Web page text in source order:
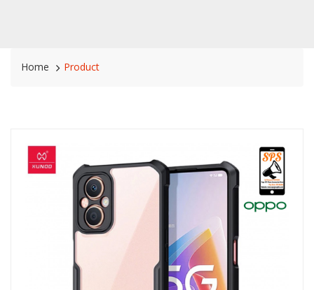
Home Product